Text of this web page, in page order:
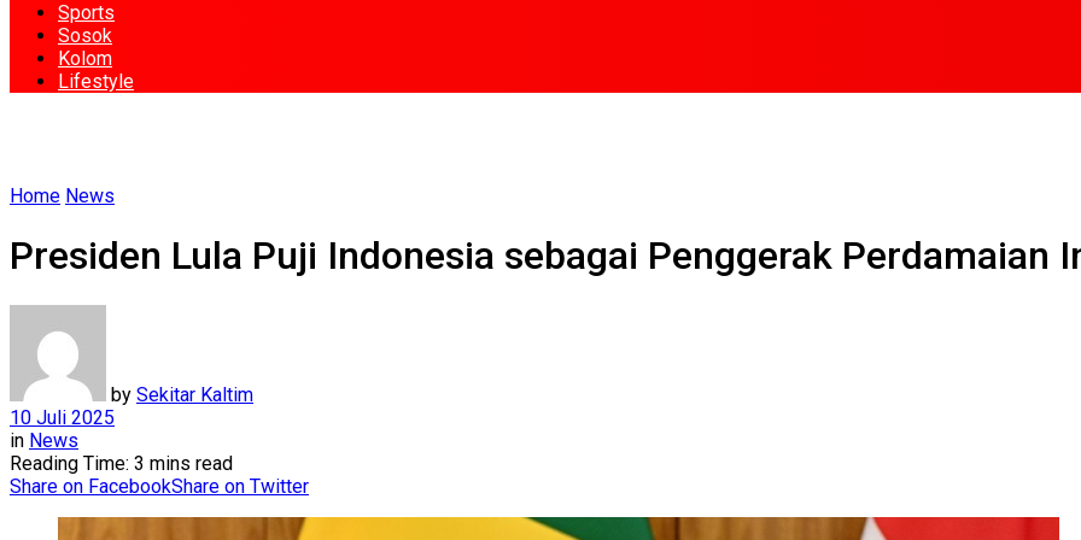
Sports
Sosok
Kolom
Lifestyle
Home News
Presiden Lula Puji Indonesia sebagai Penggerak Perdamaian
by Sekitar Kaltim
10 Juli 2025
in News
Reading Time: 3 mins read
Share on FacebookShare on Twitter